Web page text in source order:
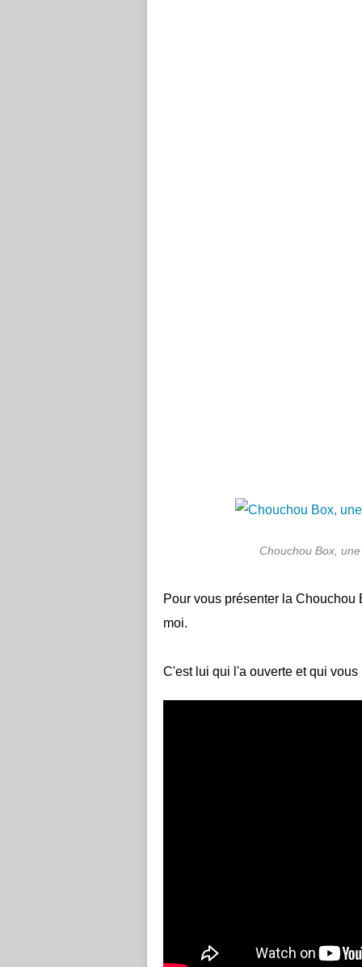
Chouchou Box,
Pour vous présenter la
moi.
C'est lui qui l'a ouverte et qui